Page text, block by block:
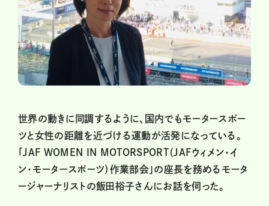
世界の動きに同調するように、国内でもモータースポー
ツと女性の距離を近づける運動が活発になっている。
「JAF WOMEN IN MOTORSPORT（JAFウィメン・イ
ン・モータースポーツ）作業部会」の座長を務めるモータ
ージャーナリストの飯田裕子さんにお話を伺った。